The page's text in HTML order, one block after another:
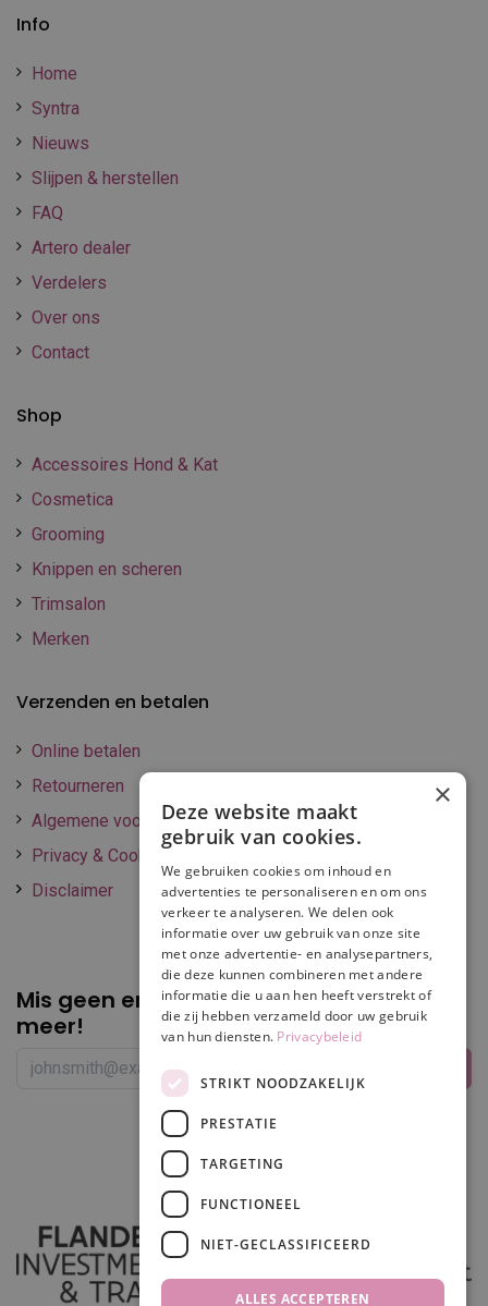
Info
Home
Syntra
Nieuws
Slijpen & herstellen
FAQ
Artero dealer
Verdelers
Over ons
Contact
Shop
Accessoires Hond & Kat
Cosmetica
Grooming
Knippen en scheren
Trimsalon
Merken
Verzenden en betalen
Online betalen
Retourneren
Algemene voorwaarden
Privacy & Cookie policy
Disclaimer
Mis geen enkelepromotie of korting
meer!
×
Deze website maakt
gebruik van cookies.
We gebruiken cookies om inhoud en
advertenties te personaliseren en om ons
verkeer te analyseren. We delen ook
informatie over uw gebruik van onze site
met onze advertentie- en analysepartners,
die deze kunnen combineren met andere
informatie die u aan hen heeft verstrekt of
die zij hebben verzameld door uw gebruik
van hun diensten. Privacybeleid
STRIKT NOODZAKELIJK
PRESTATIE
TARGETING
FUNCTIONEEL
NIET-GECLASSIFICEERD
ALLES ACCEPTEREN